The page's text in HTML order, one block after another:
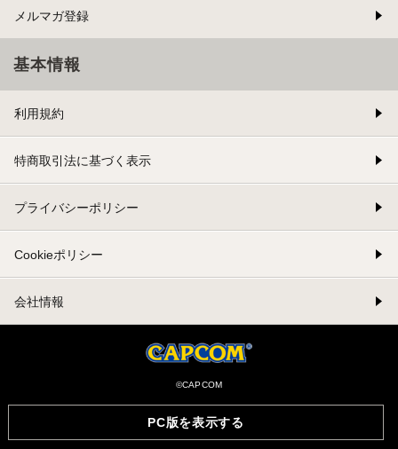
PC版を表示する
メルマガ登録
基本情報
利用規約
特商取引法に基づく表示
プライバシーポリシー
Cookieポリシー
会社情報
©CAPCOM